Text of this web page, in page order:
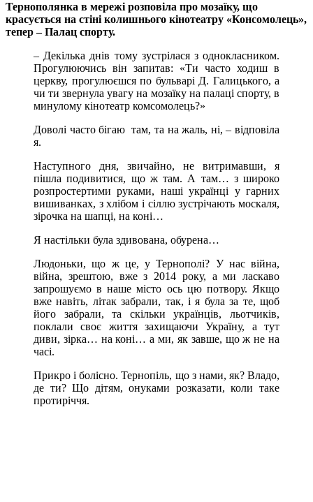
Тернополянка в мережі розповіла про мозаїку, що
красується на стіні колишнього кінотеатру «Консомолець»,
тепер – Палац спорту.
– Декілька днів тому зустрілася з однокласником.
Прогулюючись він запитав: «Ти часто ходиш в
церкву, прогулюєшся по бульварі Д. Галицького, а
чи ти звернула увагу на мозаїку на палаці спорту, в
минулому кінотеатр комсомолець?»
Доволі часто бігаю там, та на жаль, ні, – відповіла
я.
Наступного дня, звичайно, не витримавши, я
пішла подивитися, що ж там. А там… з широко
розпростертими руками, наші українці у гарних
вишиванках, з хлібом і сіллю зустрічають москаля,
зірочка на шапці, на коні…
Я настільки була здивована, обурена…
Людоньки, що ж це, у Тернополі? У нас війна,
війна, зрештою, вже з 2014 року, а ми ласкаво
запрошуємо в наше місто ось цю потвору. Якщо
вже навіть, літак забрали, так, і я була за те, щоб
його забрали, та скільки українців, льотчиків,
поклали своє життя захищаючи Україну, а тут
диви, зірка… на коні… а ми, як завше, що ж не на
часі.
Прикро і болісно. Тернопіль, що з нами, як? Владо,
де ти? Що дітям, онуками розказати, коли таке
протиріччя.